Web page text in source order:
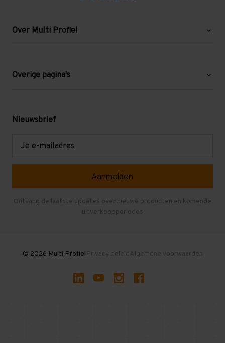
Over Multi Profiel
Blog
Levering en afhalen
Overige pagina's
Mezzanine
Gebruikte entresolvloeren
Nieuwsbrief
Ontvang de laatste updates over nieuwe producten en komende
uitverkoopperiodes
© 2026 Multi ProfielPrivacy beleidAlgemene voorwaarden